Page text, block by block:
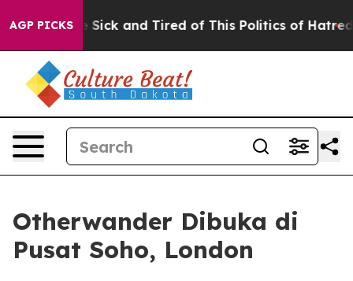
AGP PICKS
Are Sick and Tired of This Politics of Hatred” The
Otherwander Dibuka di
Pusat Soho, London